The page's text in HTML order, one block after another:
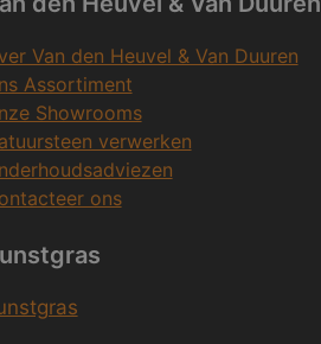
Van den Heuvel & Van Duuren
Assortiment
Showrooms
verwerken
ons